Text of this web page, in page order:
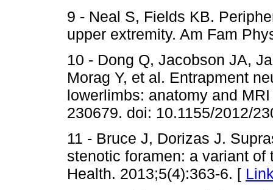
9 - Neal S, Fields KB.
upper extremity. Am Fam
10 - Dong Q, Jacobson JA,
Morag Y, et al. Entrapment
lowerlimbs: anatomy and
230679. doi: 10.1155/2012/
11 - Bruce J, Dorizas J.
stenotic foramen: a variant
Health. 2013;5(4):363-6. [